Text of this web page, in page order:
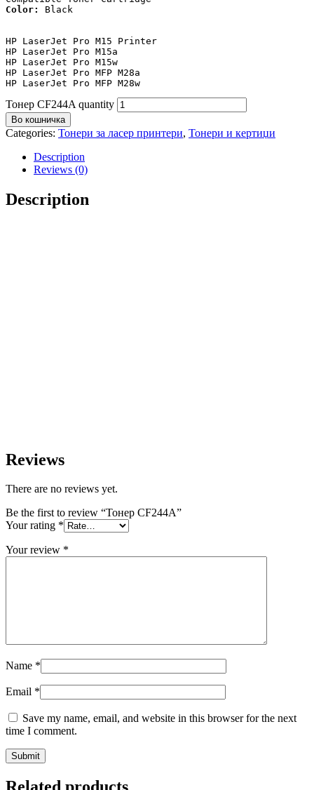
Color:
Black
HP LaserJet Pro M15 Printer
HP LaserJet Pro M15a
HP LaserJet Pro M15w
HP LaserJet Pro MFP M28a
HP LaserJet Pro MFP M28w
Тонер CF244A quantity
Во кошничка
Categories: Тонери за ласер принтери, Тонери и кертиџи
Description
Reviews (0)
Description
Reviews
There are no reviews yet.
Be the first to review “Тонер CF244A”
Your rating *
Your review *
Name *
Email *
Save my name, email, and website in this browser for the next
time I comment.